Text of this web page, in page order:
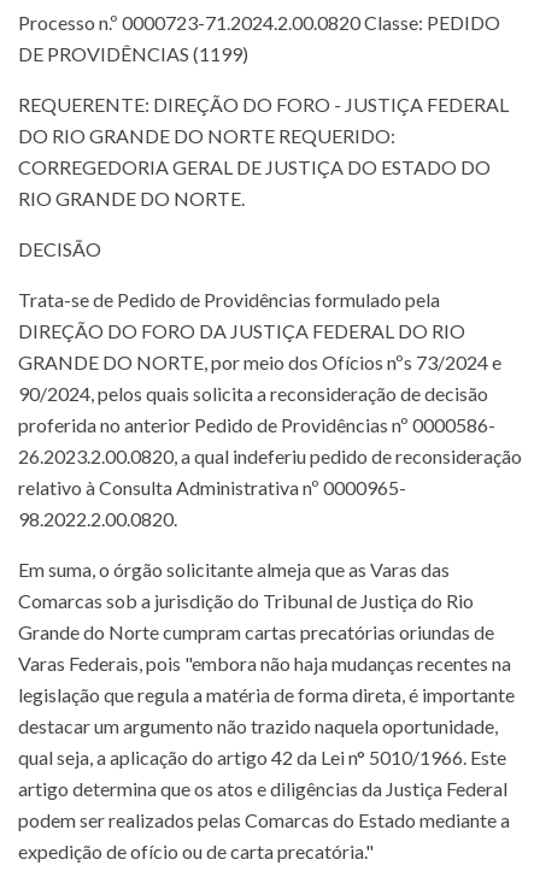
Processo n.º 0000723-71.2024.2.00.0820 Classe: PEDIDO
DE PROVIDÊNCIAS (1199)
REQUERENTE: DIREÇÃO DO FORO - JUSTIÇA FEDERAL
DO RIO GRANDE DO NORTE REQUERIDO:
CORREGEDORIA GERAL DE JUSTIÇA DO ESTADO DO
RIO GRANDE DO NORTE.
DECISÃO
Trata-se de Pedido de Providências formulado pela
DIREÇÃO DO FORO DA JUSTIÇA FEDERAL DO RIO
GRANDE DO NORTE, por meio dos Ofícios nºs 73/2024 e
90/2024, pelos quais solicita a reconsideração de decisão
proferida no anterior Pedido de Providências nº 0000586-
26.2023.2.00.0820, a qual indeferiu pedido de reconsideração
relativo à Consulta Administrativa nº 0000965-
98.2022.2.00.0820.
Em suma, o órgão solicitante almeja que as Varas das
Comarcas sob a jurisdição do Tribunal de Justiça do Rio
Grande do Norte cumpram cartas precatórias oriundas de
Varas Federais, pois "embora não haja mudanças recentes na
legislação que regula a matéria de forma direta, é importante
destacar um argumento não trazido naquela oportunidade,
qual seja, a aplicação do artigo 42 da Lei n° 5010/1966. Este
artigo determina que os atos e diligências da Justiça Federal
podem ser realizados pelas Comarcas do Estado mediante a
expedição de ofício ou de carta precatória."